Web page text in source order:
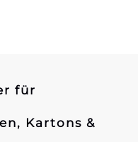
für
Kartons &